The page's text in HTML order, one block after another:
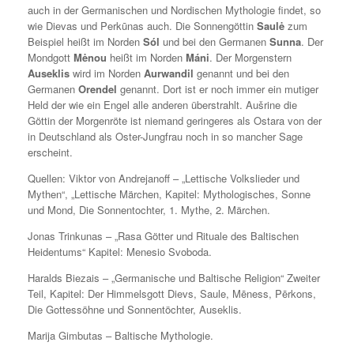
auch in der Germanischen und Nordischen Mythologie findet, so
wie Dievas und Perkūnas auch. Die Sonnengöttin Saulė zum
Beispiel heißt im Norden Sól und bei den Germanen Sunna. Der
Mondgott Mėnou heißt im Norden Máni. Der Morgenstern
Auseklis wird im Norden Aurwandil genannt und bei den
Germanen Orendel genannt. Dort ist er noch immer ein mutiger
Held der wie ein Engel alle anderen überstrahlt. Aušrine die
Göttin der Morgenröte ist niemand geringeres als Ostara von der
in Deutschland als Oster-Jungfrau noch in so mancher Sage
erscheint.
Quellen: Viktor von Andrejanoff – „Lettische Volkslieder und
Mythen“, „Lettische Märchen, Kapitel: Mythologisches, Sonne
und Mond, Die Sonnentochter, 1. Mythe, 2. Märchen.
Jonas Trinkunas – „Rasa Götter und Rituale des Baltischen
Heidentums“ Kapitel: Menesio Svoboda.
Haralds Biezais – „Germanische und Baltische Religion“ Zweiter
Teil, Kapitel: Der Himmelsgott Dievs, Saule, Mēness, Pērkons,
Die Gottessöhne und Sonnentöchter, Auseklis.
Marija Gimbutas – Baltische Mythologie.